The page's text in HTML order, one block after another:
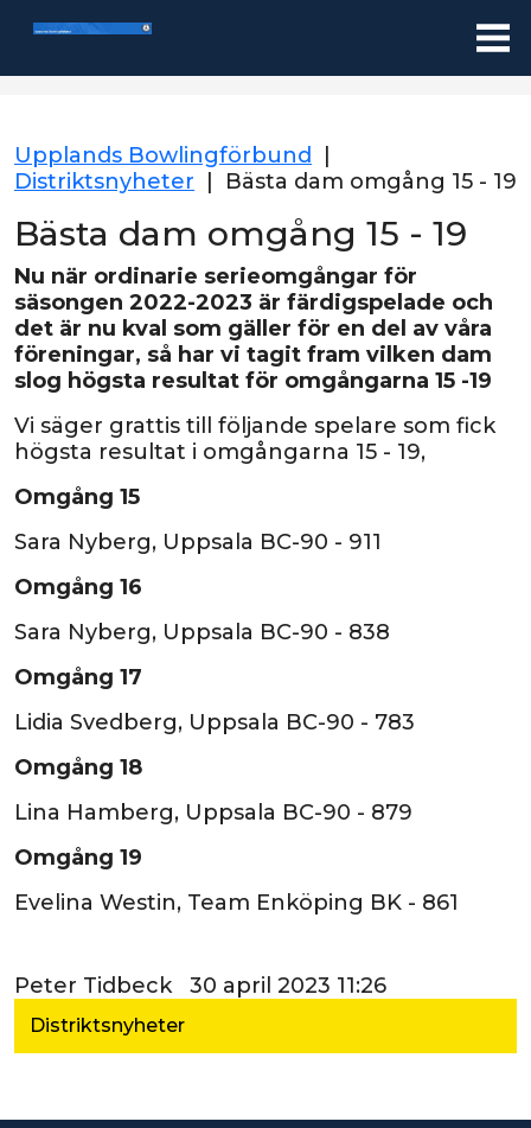
Distriktsnyheter
Upplands Bowlingförbund
Distriktsnyheter
Bästa dam omgång 15 - 19
Bästa dam omgång 15 - 19
Nu när ordinarie serieomgångar för
säsongen 2022-2023 är färdigspelade och
det är nu kval som gäller för en del av våra
föreningar, så har vi tagit fram vilken dam
slog högsta resultat för omgångarna 15 -19
Vi säger grattis till följande spelare som fick
högsta resultat i omgångarna 15 - 19,
Omgång 15
Sara Nyberg, Uppsala BC-90 - 911
Omgång 16
Sara Nyberg, Uppsala BC-90 - 838
Omgång 17
Lidia Svedberg, Uppsala BC-90 - 783
Omgång 18
Lina Hamberg, Uppsala BC-90 - 879
Omgång 19
Evelina Westin, Team Enköping BK - 861
Peter Tidbeck 30 april 2023 11:26